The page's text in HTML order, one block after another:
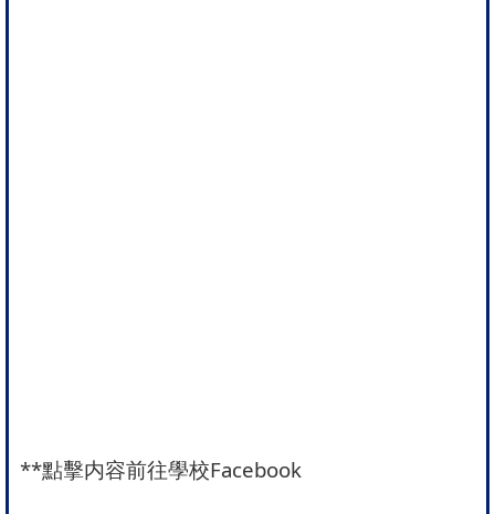
**點擊内容前往學校Facebook